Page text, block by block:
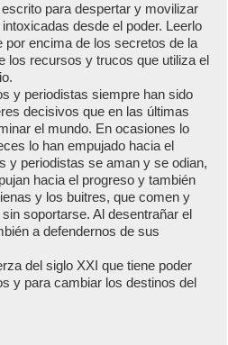
para despertar y movilizar
desde el poder. Leerlo
por encima de los secretos de la
los recursos y trucos que utiliza el
y periodistas siempre han sido
decisivos que en las últimas
el mundo. En ocasiones lo
lo han empujado hacia el
y periodistas se aman y se odian,
hacia el progreso y también
y los buitres, que comen y
soportarse. Al desentrañar el
a defendernos de sus
del siglo XXI que tiene poder
y para cambiar los destinos del